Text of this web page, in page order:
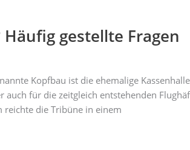
gestellte Fragen
Kopfbau ist die ehemalige
auch für die zeitgleich entstehenden
die Tribüne in einem